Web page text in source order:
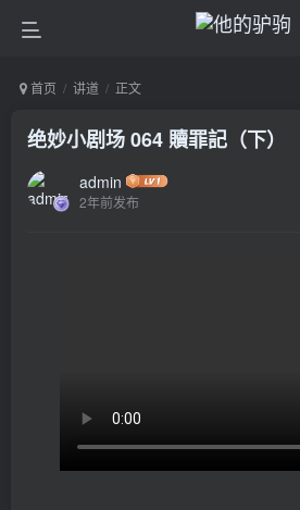
首页 讲道 正文
绝妙小剧场 064 贖罪記（下）
admin
2年前发布